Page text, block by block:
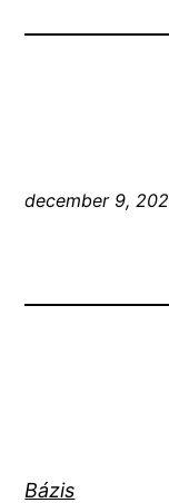
december 9,
Bázis